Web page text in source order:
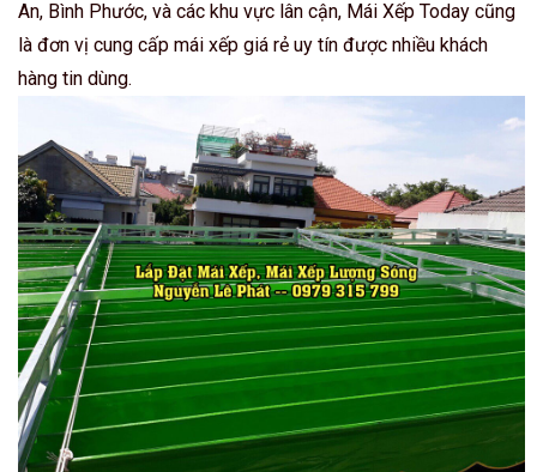
An, Bình Phước, và các khu vực lân cận, Mái Xếp Today cũng
là đơn vị cung cấp mái xếp giá rẻ uy tín được nhiều khách
hàng tin dùng.